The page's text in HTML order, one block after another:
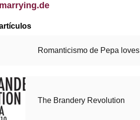
Romanticismo de Pepa loves
The Brandery Revolution